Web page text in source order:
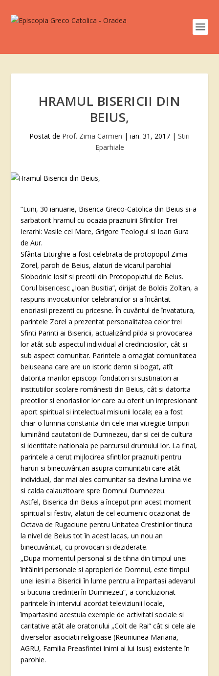
HRAMUL BISERICII DIN
BEIUS,
Postat de Prof. Zima Carmen | ian. 31, 2017 | Stiri
Eparhiale
“Luni, 30 ianuarie, Biserica Greco-Catolica din Beius si-a
sarbatorit hramul cu ocazia praznuirii Sfintilor Trei
Ierarhi: Vasile cel Mare, Grigore Teologul si Ioan Gura
de Aur.
Sfânta Liturghie a fost celebrata de protopopul Zima
Zorel, paroh de Beius, alaturi de vicarul parohial
Slobodnic Iosif si preotii din Protopopiatul de Beius.
Corul bisericesc „Ioan Busitia”, dirijat de Boldis Zoltan, a
raspuns invocatiunilor celebrantilor si a încântat
enoriasii prezenti cu pricesne. În cuvântul de învatatura,
parintele Zorel a prezentat personalitatea celor trei
Sfinti Parinti ai Bisericii, actualizând pilda si provocarea
lor atât sub aspectul individual al credinciosilor, cât si
sub aspect comunitar. Parintele a omagiat comunitatea
beiuseana care are un istoric demn si bogat, atît
datorita marilor episcopi fondatori si sustinatori ai
institutiilor scolare românesti din Beius, cât si datorita
preotilor si enoriasilor lor care au oferit un impresionant
aport spiritual si intelectual misiunii locale; ea a fost
chiar o lumina constanta din cele mai vitregite timpuri
luminând cautatorii de Dumnezeu, dar si cei de cultura
si identitate nationala pe parcursul drumului lor. La final,
parintele a cerut mijlocirea sfintilor praznuiti pentru
haruri si binecuvântari asupra comunitatii care atât
individual, dar mai ales comunitar sa devina lumina vie
si calda calauzitoare spre Domnul Dumnezeu.
Astfel, Biserica din Beius a început prin acest moment
spiritual si festiv, alaturi de cel ecumenic ocazionat de
Octava de Rugaciune pentru Unitatea Crestinilor tinuta
la nivel de Beius tot în acest lacas, un nou an
binecuvântat, cu provocari si deziderate.
„Dupa momentul personal si de tihna din timpul unei
întâlniri personale si apropieri de Domnul, este timpul
unei iesiri a Bisericii în lume pentru a împartasi adevarul
si bucuria credintei în Dumnezeu”, a concluzionat
parintele în interviul acordat televiziunii locale,
împartasind acestuia exemple de activitati sociale si
caritative atât ale oratoriului „Colt de Rai” cât si cele ale
diverselor asociatii religioase (Reuniunea Mariana,
AGRU, Familia Preasfintei Inimi al lui Isus) existente în
parohie.